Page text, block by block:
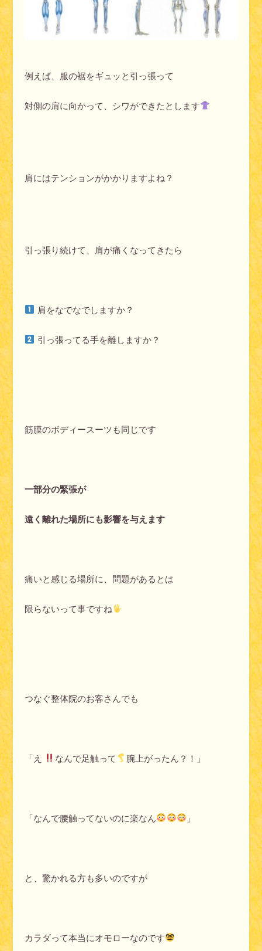
例えば、服の裾をギュッと引っ張って
対側の肩に向かって、シワができたとします
肩にはテンションがかかりますよね？
引っ張り続けて、肩が痛くなってきたら
肩をなでなでしますか？
引っ張ってる手を離しますか？
筋膜のボディースーツも同じです
一部分の緊張が
遠く離れた場所にも影響を与えます
痛いと感じる場所に、問題があるとは
限らないって事ですね
つなぐ整体院のお客さんでも
「え なんで足触って 腕上がったん？！」
「なんで腰触ってないのに楽なん 」
と、驚かれる方も多いのですが
カラダって本当にオモローなのです